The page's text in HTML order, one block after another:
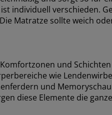
individuell verschieden.
Matratze sollte weich
und
wie
und
diese Elemente die